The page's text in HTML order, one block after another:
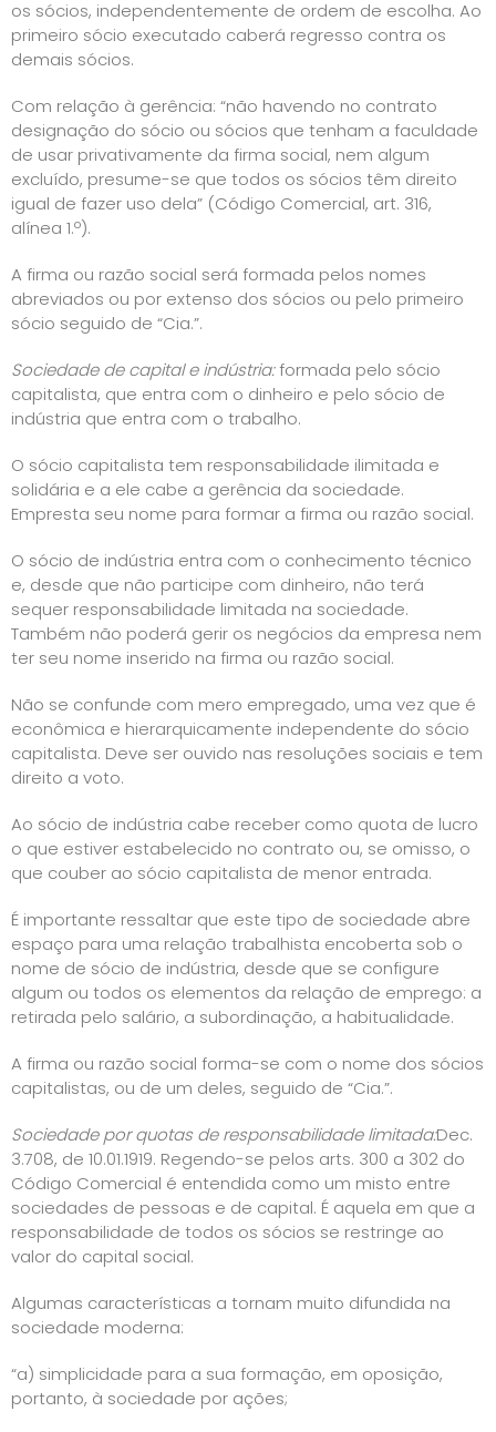
os sócios, independentemente de ordem de escolha. Ao
primeiro sócio executado caberá regresso contra os
demais sócios.
Com relação à gerência: “não havendo no contrato
designação do sócio ou sócios que tenham a faculdade
de usar privativamente da firma social, nem algum
excluído, presume-se que todos os sócios têm direito
igual de fazer uso dela” (Código Comercial, art. 316,
alínea 1.º).
A firma ou razão social será formada pelos nomes
abreviados ou por extenso dos sócios ou pelo primeiro
sócio seguido de “Cia.”.
Sociedade de capital e indústria:formada pelo sócio
capitalista, que entra com o dinheiro e pelo sócio de
indústria que entra com o trabalho.
O sócio capitalista tem responsabilidade ilimitada e
solidária e a ele cabe a gerência da sociedade.
Empresta seu nome para formar a firma ou razão social.
O sócio de indústria entra com o conhecimento técnico
e, desde que não participe com dinheiro, não terá
sequer responsabilidade limitada na sociedade.
Também não poderá gerir os negócios da empresa nem
ter seu nome inserido na firma ou razão social.
Não se confunde com mero empregado, uma vez que é
econômica e hierarquicamente independente do sócio
capitalista. Deve ser ouvido nas resoluções sociais e tem
direito a voto.
Ao sócio de indústria cabe receber como quota de lucro
o que estiver estabelecido no contrato ou, se omisso, o
que couber ao sócio capitalista de menor entrada.
É importante ressaltar que este tipo de sociedade abre
espaço para uma relação trabalhista encoberta sob o
nome de sócio de indústria, desde que se configure
algum ou todos os elementos da relação de emprego: a
retirada pelo salário, a subordinação, a habitualidade.
A firma ou razão social forma-se com o nome dos sócios
capitalistas, ou de um deles, seguido de “Cia.”.
Sociedade por quotas de responsabilidade limitada:Dec.
3.708, de 10.01.1919. Regendo-se pelos arts. 300 a 302 do
Código Comercial é entendida como um misto entre
sociedades de pessoas e de capital. É aquela em que a
responsabilidade de todos os sócios se restringe ao
valor do capital social.
Algumas características a tornam muito difundida na
sociedade moderna:
“a) simplicidade para a sua formação, em oposição,
portanto, à sociedade por ações;